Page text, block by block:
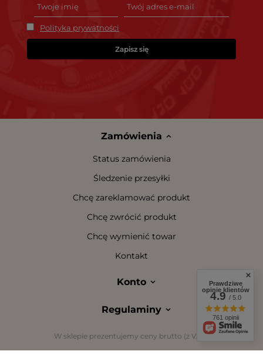
Polityka prywatności
Zapisz się
Zamówienia
Status zamówienia
Śledzenie przesyłki
Chcę zareklamować produkt
Chcę zwrócić produkt
Chcę wymienić towar
Kontakt
Konto
Regulaminy
W sklepie prezentujemy ceny brutto (z VAT).
Prawdziwe
opinie klientów
4.9/ 5.0
761 opinii